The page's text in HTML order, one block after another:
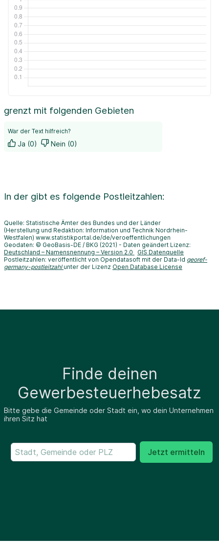
grenzt mit folgenden Gebieten
War der Text hilfreich?
Ja (0) Nein (0)
In der gibt es folgende Postleitzahlen:
Quelle: Statistische Ämter des Bundes und der Länder
(Herstellung und Redaktion: Information und Technik Nordrhein-
Westfalen) www.statistikportal.de/de/veroeffentlichungen
Geodaten: © GeoBasis-DE / BKG (2021) - Daten geändert Lizenz:
Deutschland – Namensnennung – Version 2.0
GIS Datenquelle
Postleitzahlen: veröffentlicht von Opendatasoft mit der Data-Id georef-
germany-postleitzahl unter der Lizenz Open Database License
Finde deinen
Gewerbesteuerhebesatz
Bitte gebe die Gemeinde oder Stadt ein, wo dein Unternehmen
ihren Sitz hat
Jetzt ermitteln